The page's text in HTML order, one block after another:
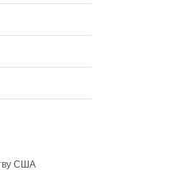
США